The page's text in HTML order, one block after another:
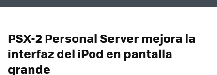
PSX-2 Personal Server mejora la
interfaz del iPod en pantalla
grande